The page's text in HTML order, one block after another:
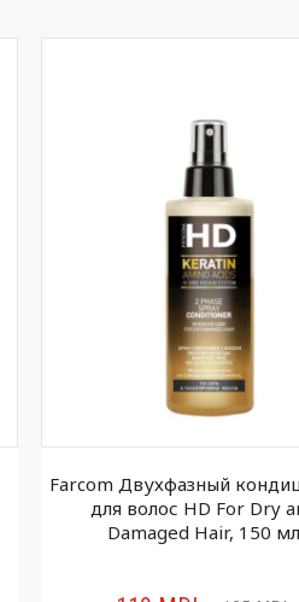
Farcom Двухфазный
для волос HD For Dry
Damaged Hair, 150 мл